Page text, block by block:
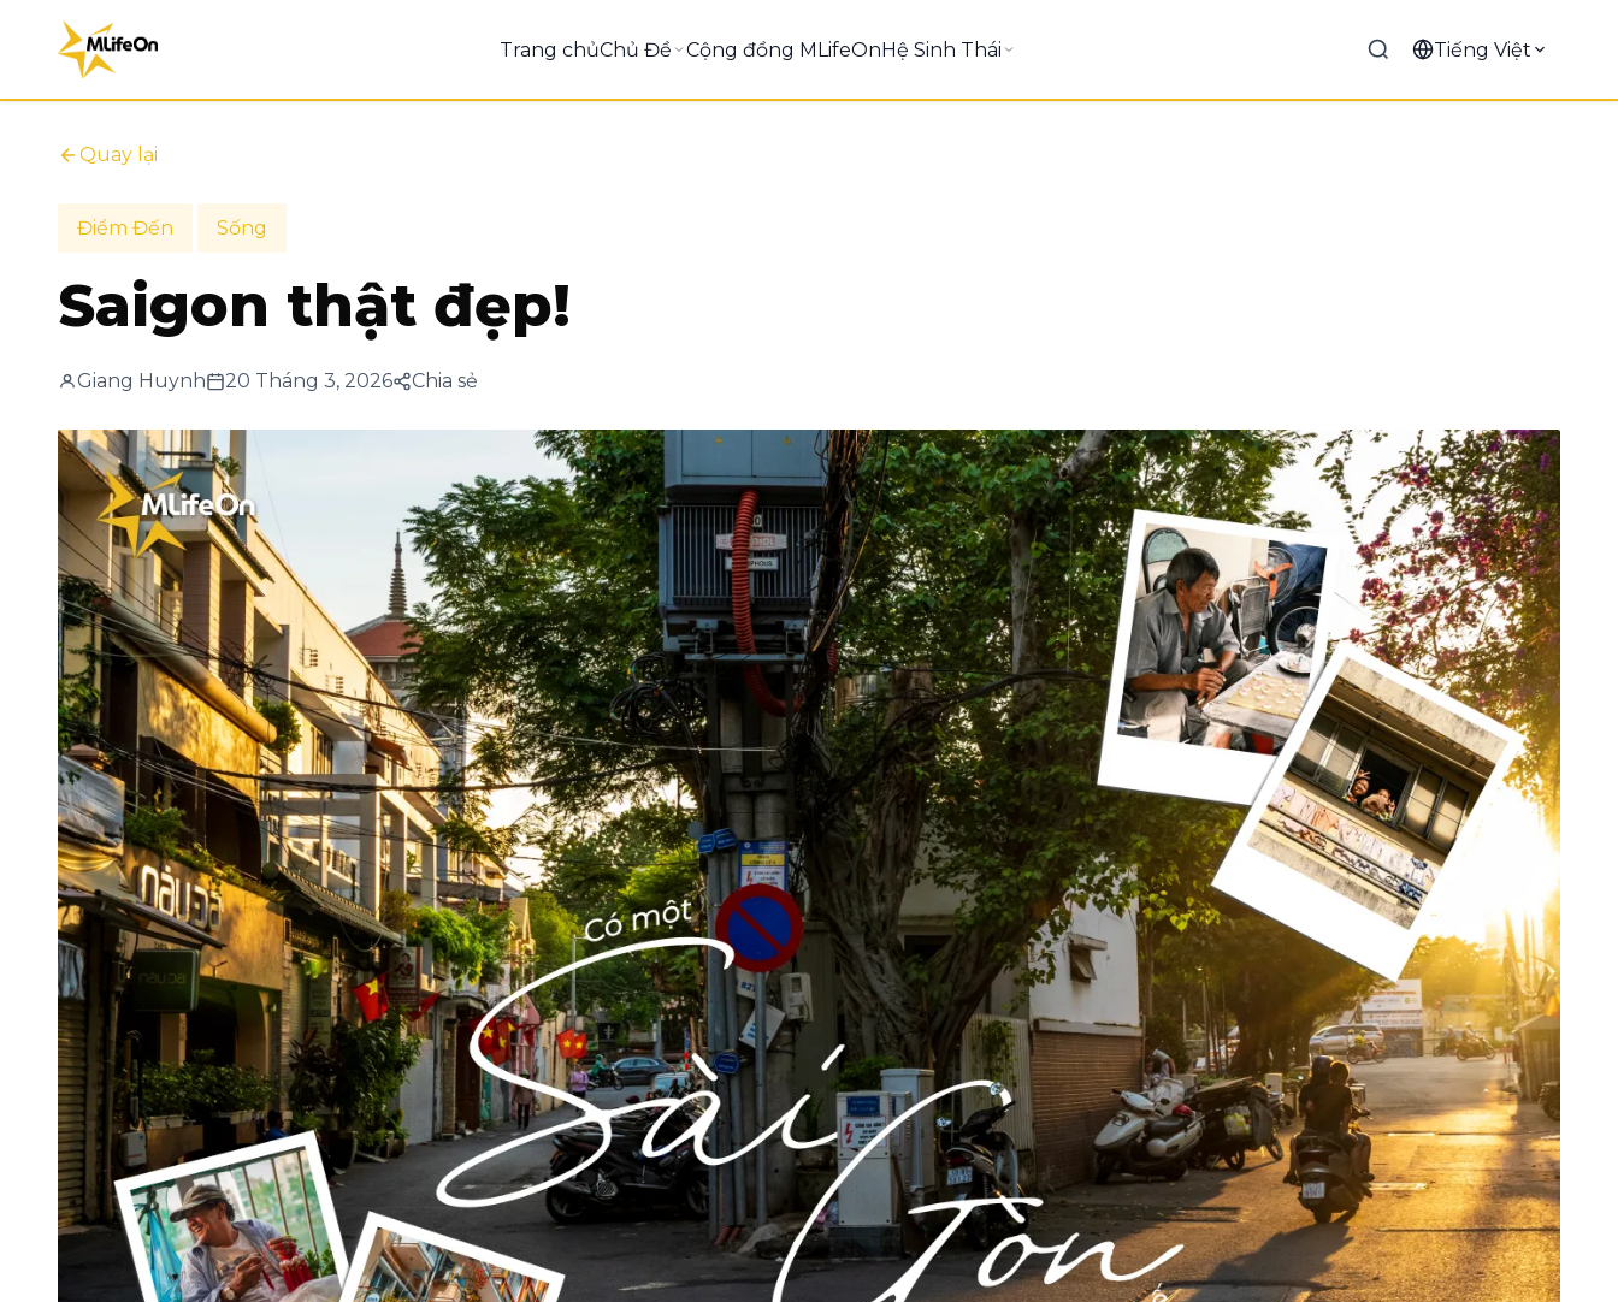
Trang chủChủ Đề Cộng đồng MLifeOnHệ Sinh Thái Tiếng Việt
Quay lại
Điểm Đến Sống
Saigon thật đẹp!
Giang Huynh 20 Tháng 3, 2026 Chia sẻ